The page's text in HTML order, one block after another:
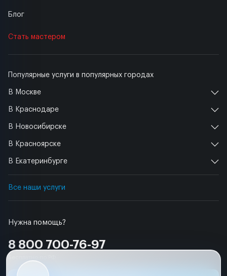
Нужна помощь?
8 800 700-76-97
Популярные услуги в популярных городах
В Москве
В Краснодаре
В Новосибирске
В Красноярске
В Екатеринбурге
Все наши услуги
Блог
Стать мастером